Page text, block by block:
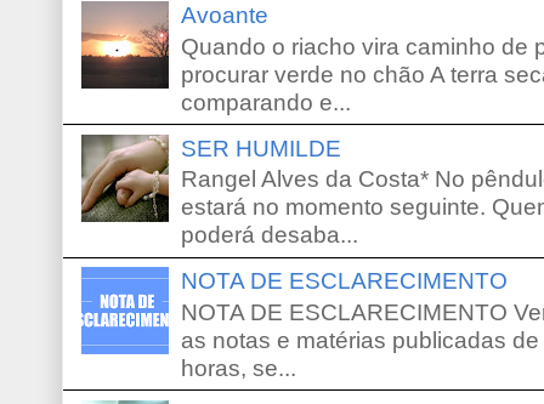
Avoante
Quando o riacho vira caminho de
procurar verde no chão A terra
comparando e...
SER HUMILDE
Rangel Alves da Costa* No
estará no momento seguinte.
poderá desaba...
NOTA DE ESCLARECIMENTO
NOTA DE ESCLARECIMENTO
as notas e matérias publicadas
horas, se...